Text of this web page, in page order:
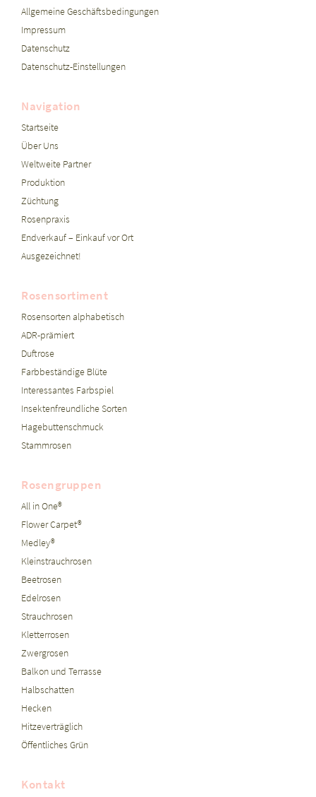
Allgemeine Geschäftsbedingungen
Impressum
Datenschutz
Datenschutz-Einstellungen
Navigation
Startseite
Über Uns
Weltweite Partner
Produktion
Züchtung
Rosenpraxis
Endverkauf – Einkauf vor Ort
Ausgezeichnet!
Rosensortiment
Rosensorten alphabetisch
ADR-prämiert
Duftrose
Farbbeständige Blüte
Interessantes Farbspiel
Insektenfreundliche Sorten
Hagebuttenschmuck
Stammrosen
Rosengruppen
All in One®
Flower Carpet®
Medley®
Kleinstrauchrosen
Beetrosen
Edelrosen
Strauchrosen
Kletterrosen
Zwergrosen
Balkon und Terrasse
Halbschatten
Hecken
Hitzeverträglich
Öffentliches Grün
Kontakt